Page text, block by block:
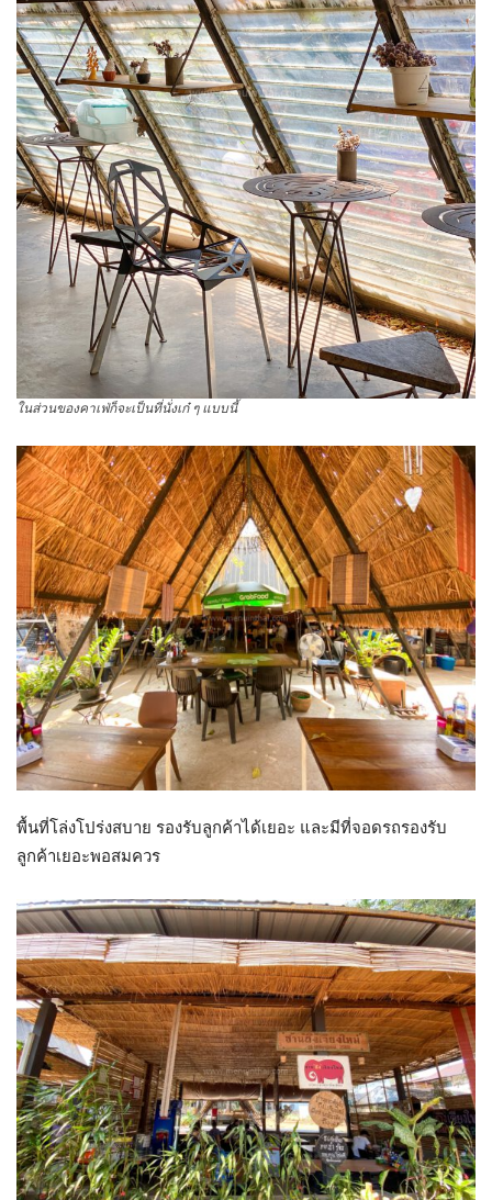
ในส่วนของคาเฟ่ก็จะเป็นที่นั่งเก๋ ๆ แบบนี้
พื้นที่โล่งโปร่งสบาย รองรับลูกค้าได้เยอะ และมีที่จอดรถรองรับ
ลูกค้าเยอะพอสมควร